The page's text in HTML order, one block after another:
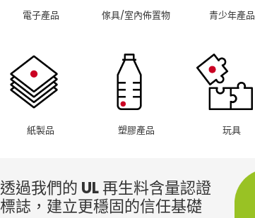
電子產品 傢具/室內佈置物 青少年產品
紙製品 塑膠產品 玩具
透過我們的 UL 再生料含量認證
標誌，建立更穩固的信任基礎